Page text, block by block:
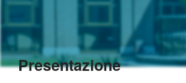
Presentazione